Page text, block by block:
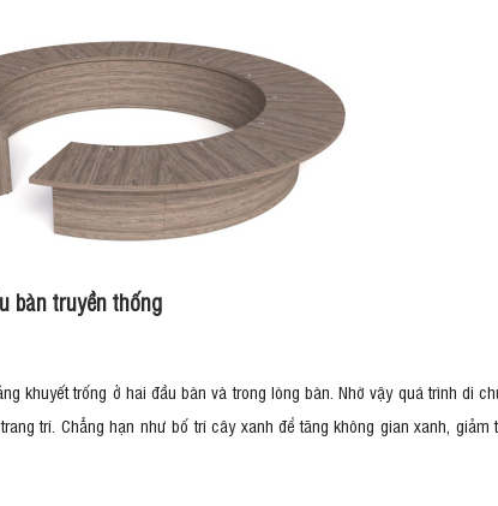
bàn truyền thống
khuyết trống ở hai đầu bàn và trong lòng bàn. Nhờ vậy quá trình di
trí. Chẳng hạn như bố trí cây xanh để tăng không gian xanh, giảm